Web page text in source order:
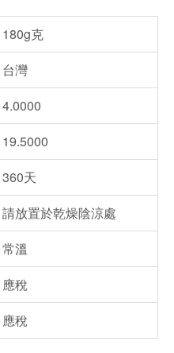
180g克
台灣
4.0000
19.5000
360天
請放置於乾燥陰涼處
常溫
應稅
應稅